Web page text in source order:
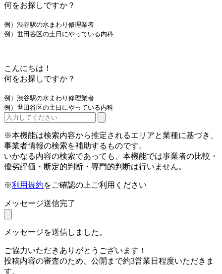
何をお探しですか？
例）渋谷駅の水まわり修理業者
例）世田谷区の土日にやっている内科
こんにちは！
何をお探しですか？
例）渋谷駅の水まわり修理業者
例）世田谷区の土日にやっている内科
※本機能は検索内容から推定されるエリアと業種に基づき、
事業者情報の検索を補助するものです。
いかなる内容の検索であっても、本機能では事業者の比較・
優劣評価・断定的判断・専門的判断は行いません。
※利用規約をご確認の上ご利用ください
メッセージ送信完了
メッセージを送信しました。
ご協力いただきありがとうございます！
投稿内容の審査のため、公開まで約3営業日程度いただきま
す。